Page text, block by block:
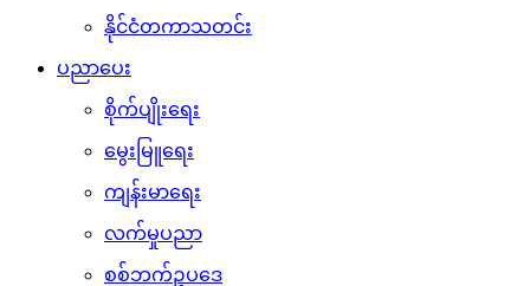
နိုင်ငံတကာသတင်း
ပညာပေး
စိုက်ပျိုးရေး
မွေးမြူရေး
ကျန်းမာရေး
လက်မှုပညာ
စစ်ဘက်ဥပဒေ